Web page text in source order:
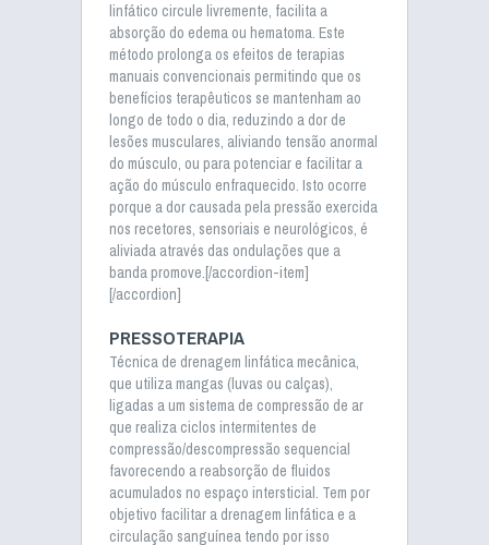
linfático circule livremente, facilita a
absorção do edema ou hematoma. Este
método prolonga os efeitos de terapias
manuais convencionais permitindo que os
benefícios terapêuticos se mantenham ao
longo de todo o dia, reduzindo a dor de
lesões musculares, aliviando tensão anormal
do músculo, ou para potenciar e facilitar a
ação do músculo enfraquecido. Isto ocorre
porque a dor causada pela pressão exercida
nos recetores, sensoriais e neurológicos, é
aliviada através das ondulações que a
banda promove.[/accordion-item]
[/accordion]
PRESSOTERAPIA
Técnica de drenagem linfática mecânica,
que utiliza mangas (luvas ou calças),
ligadas a um sistema de compressão de ar
que realiza ciclos intermitentes de
compressão/descompressão sequencial
favorecendo a reabsorção de fluidos
acumulados no espaço intersticial. Tem por
objetivo facilitar a drenagem linfática e a
circulação sanguínea tendo por isso